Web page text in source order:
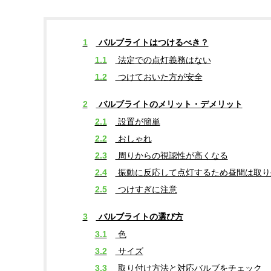
1
バルブライトはつけるべき？
1.1
法定での点灯義務はない
1.2
つけておいた方が安全
2
バルブライトのメリット・デメリット
2.1
設置が簡単
2.2
おしゃれ
2.3
周りからの視認性が高くなる
2.4
振動に反応して点灯するため昼間は取
2.5
つけすぎに注意
3
バルブライトの選び方
3.1
色
3.2
サイズ
3.3
取り付け方法と対応バルブをチェック